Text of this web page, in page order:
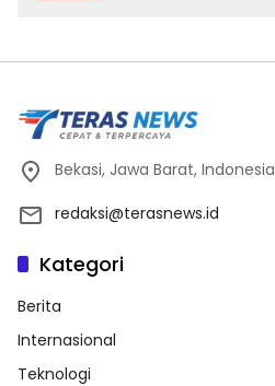
Bekasi, Jawa Barat, Indonesia
redaksi@terasnews.id
Kategori
Berita
Internasional
Teknologi